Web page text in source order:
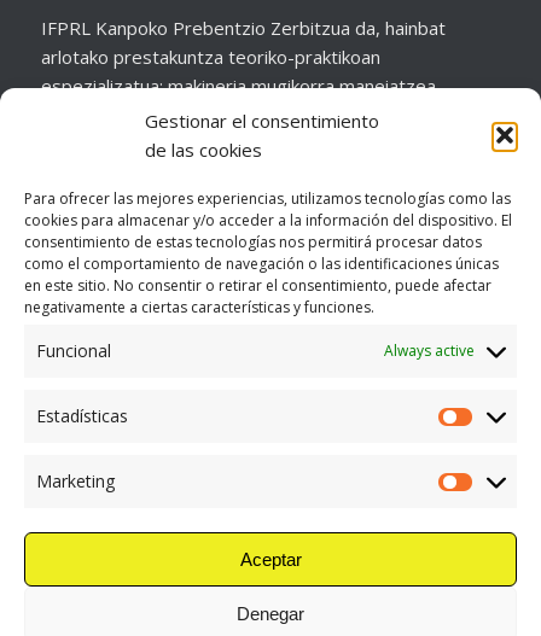
Gestionar el consentimiento
de las cookies
Para ofrecer las mejores experiencias, utilizamos tecnologías como las
cookies para almacenar y/o acceder a la información del dispositivo. El
consentimiento de estas tecnologías nos permitirá procesar datos
como el comportamiento de navegación o las identificaciones únicas
en este sitio. No consentir o retirar el consentimiento, puede afectar
negativamente a ciertas características y funciones.
Funcional Always active
Estadísticas
Marketing
Aceptar
Denegar
IFPRL Kanpoko Prebentzio Zerbitzua da, hainbat
arlotako prestakuntza teoriko-praktikoan
espezializatua; makineria mugikorra maneiatzea,
altuerako eta gune konfinatuetako lanak, elektrizitatea
dagoenean egin beharreko lanak, eraikuntzako makinen
Ikusi Instalazioak